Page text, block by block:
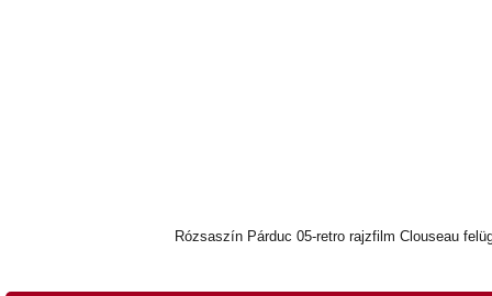
Rózsaszín Párduc 05-retro rajzfilm Clouseau